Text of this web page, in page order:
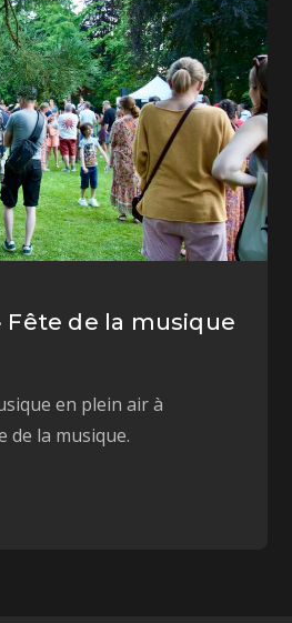
Fête de la musique
en plein air à
de la musique.